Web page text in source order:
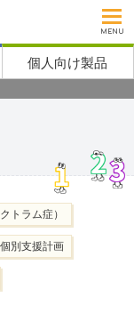
MENU
個人向け製品
トラム症）
個別支援計画